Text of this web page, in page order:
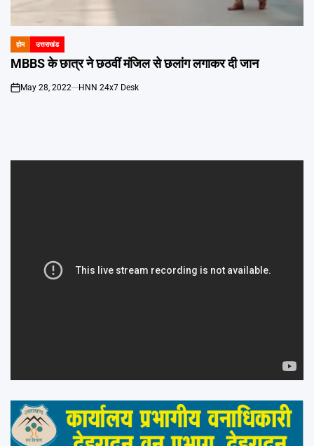
POSTED
IN
होम उत्तराखंड
MBBS के छात्र ने छठवीं मंजिल से छलांग लगाकर दी जान
on
May 28, 2022 HNN 24x7 Desk